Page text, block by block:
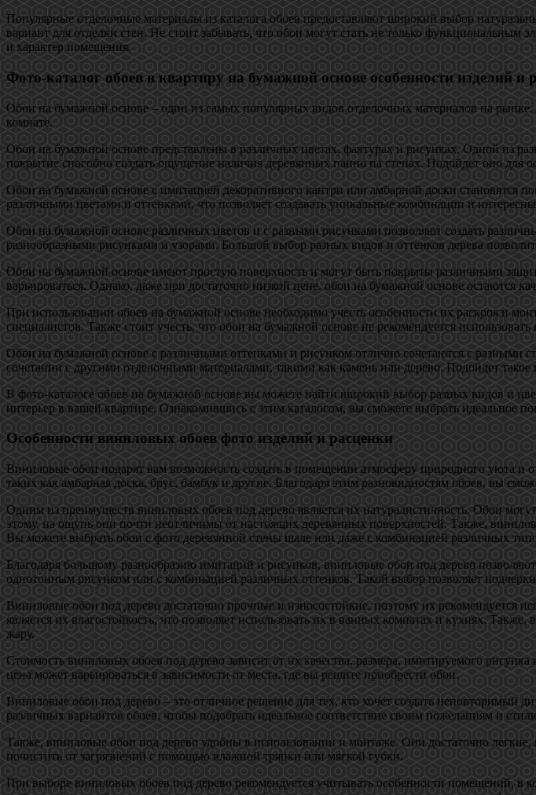
Популярные отделочные материалы из каталога обоев предоставляют широкий выбор
вариант для отделки стен. Не стоит забывать, что обои могут стать не только
и характер помещения.
Фото-каталог обоев в квартиру на бумажной основе особенности изделий и
Обои на бумажной основе – один из самых популярных видов отделочных материалов на
комнате.
Обои на бумажной основе представлены в различных цветах, фактурах и рисунках. Одной из
покрытие способно создать ощущение наличия деревянных панно на стенах. Подойдет оно
Обои на бумажной основе с имитацией декоративного кантри или амбарной доски становятся
различными цветами и оттенками, что позволяет создавать уникальные комбинации и
Обои на бумажной основе различных цветов и с разными рисунками позволяют создать
разнообразными рисунками и узорами. Большой выбор разных видов и оттенков дерева
Обои на бумажной основе имеют простую поверхность и могут быть покрыты различными
варьироваться. Однако, даже при достаточно низкой цене, обои на бумажной основе остаются
При использовании обоев на бумажной основе необходимо учесть особенности их раскроя и
специалистов. Также стоит учесть, что обои на бумажной основе не рекомендуется
Обои на бумажной основе с различными оттенками и рисунком отлично сочетаются с разными
сочетании с другими отделочными материалами, такими как камень или дерево. Подойдет
В фото-каталоге обоев на бумажной основе вы можете найти широкий выбор разных видов и
интерьер в вашей квартире. Ознакомившись с этим каталогом, вы сможете выбрать идеальное
Особенности виниловых обоев фото изделий и расценки
Виниловые обои подарят вам возможность создать в помещении атмосферу природного уюта
таких как амбарная доска, брус, бамбук и другие. Благодаря этим разновидностям обоев, вы
Одним из преимуществ виниловых обоев под дерево является их натуралистичность. Обои
этому, на ощупь они почти неотличимы от настоящих деревянных поверхностей. Также,
Вы можете выбрать обои с фото деревянной стены шале или даже с комбинацией различных
Благодаря большому разнообразию имитаций и рисунков, виниловые обои под дерево
однотонным рисунком или с комбинацией различных оттенков. Такой выбор позволяет
Виниловые обои под дерево достаточно прочные и износостойкие, поэтому их рекомендуется
является их влагостойкость, что позволяет использовать их в ванных комнатах и кухнях.
жару.
Стоимость виниловых обоев под дерево зависит от их качества, размера, имитируемого
цена может варьироваться в зависимости от места, где вы решите приобрести обои.
Виниловые обои под дерево – это отличное решение для тех, кто хочет создать неповторимый
различных вариантов обоев, чтобы подобрать идеальное соответствие своим пожеланиям и
Также, виниловые обои под дерево удобны в использовании и монтаже. Они достаточно
почистить от загрязнений с помощью влажной тряпки или мягкой губки.
При выборе виниловых обоев под дерево рекомендуется учитывать особенности помещений, в